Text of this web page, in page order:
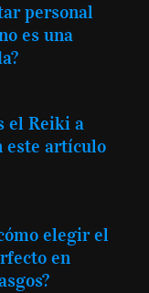
personal
es una
el Reiki a
este artículo
elegir el
en